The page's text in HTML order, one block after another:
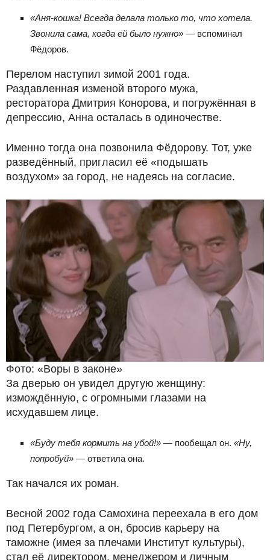
«Аня-кошка! Всегда делала только то, что хотела.
Звонила сама, когда ей было нужно» — вспоминал
Фёдоров.
Перелом наступил зимой 2001 года.
Раздавленная изменой второго мужа,
ресторатора Дмитрия Конорова, и погружённая в
депрессию, Анна осталась в одиночестве.
Именно тогда она позвонила Фёдорову. Тот, уже
разведённый, пригласил её «подышать
воздухом» за город, не надеясь на согласие.
Фото: «Воры в законе»
За дверью он увидел другую женщину:
измождённую, с огромными глазами на
исхудавшем лице.
«Буду тебя кормить на убой!» — пообещал он. «Ну,
попробуй» — ответила она.
Так начался их роман.
Весной 2002 года Самохина переехала в его дом
под Петербургом, а он, бросив карьеру на
таможне (имея за плечами Институт культуры),
стал её директором, менеджером и личным